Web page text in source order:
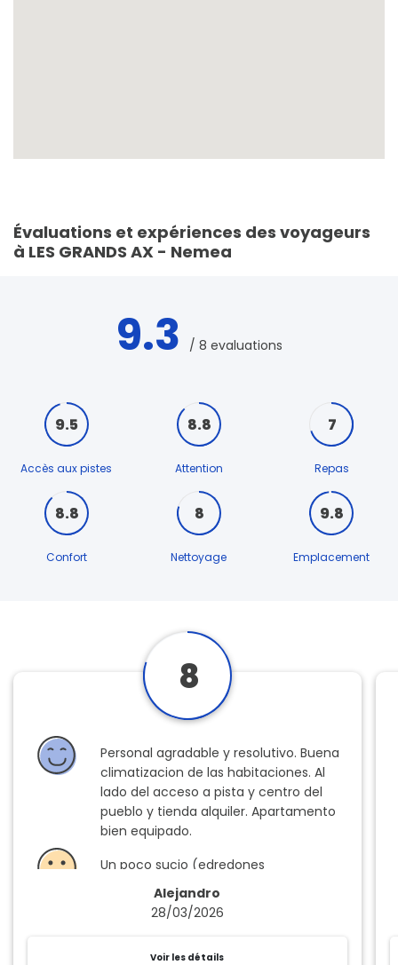
Évaluations et expériences des voyageurs
à LES GRANDS AX - Nemea
9.3 / 8 evaluations
9.5
Accès aux pistes
8.8
Attention
7
Repas
8.8
Confort
8
Nettoyage
9.8
Emplacement
8
Alejandro
28/03/2026
Personal agradable y resolutivo. Buena
climatizacion de las habitaciones. Al
lado del acceso a pista y centro del
pueblo y tienda alquiler. Apartamento
bien equipado.
Un poco sucio (edredones
manchados) y viejo. Salon pequeño.
Voir les détails